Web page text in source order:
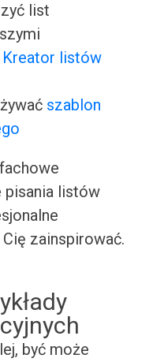
list
Kreator listów
szablon
listów
zainspirować.
być może